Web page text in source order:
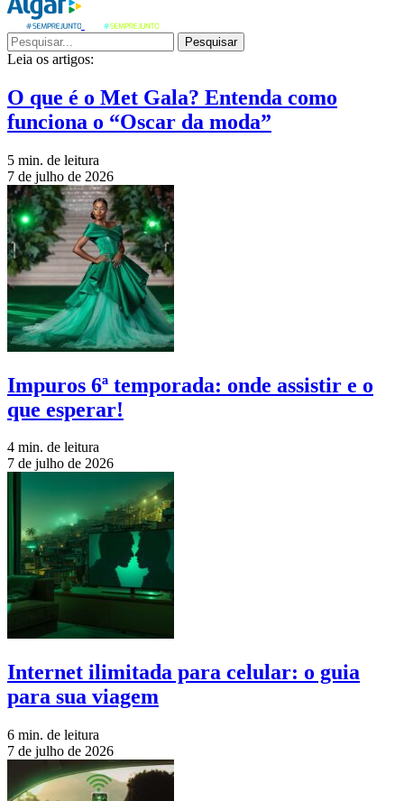
Pesquisar
Leia os artigos:
O que é o Met Gala? Entenda como
funciona o “Oscar da moda”
5 min. de leitura
7 de julho de 2026
Impuros 6ª temporada: onde assistir e o
que esperar!
4 min. de leitura
7 de julho de 2026
Internet ilimitada para celular: o guia
para sua viagem
6 min. de leitura
7 de julho de 2026